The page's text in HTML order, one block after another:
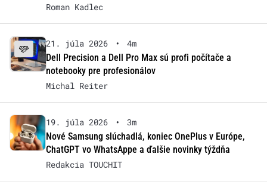
Roman Kadlec
21. júla 2026 •
4m
Dell Precision a Dell Pro Max sú profi počítače a
notebooky pre profesionálov
Michal Reiter
19. júla 2026 •
3m
Nové Samsung slúchadlá, koniec OnePlus v Európe,
ChatGPT vo WhatsAppe a ďalšie novinky týždňa
Redakcia TOUCHIT